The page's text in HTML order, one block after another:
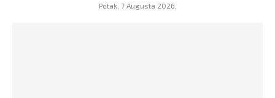
Petak, 7 Augusta 2026,